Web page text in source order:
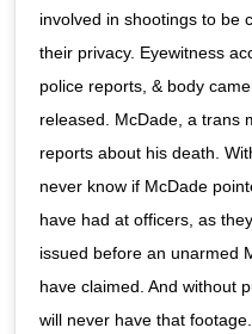
involved in shootings to be
their privacy. Eyewitness
police reports, & body
released. McDade, a trans
reports about his death.
never know if McDade
have had at officers, as
issued before an unarmed
have claimed. And without
will never have that